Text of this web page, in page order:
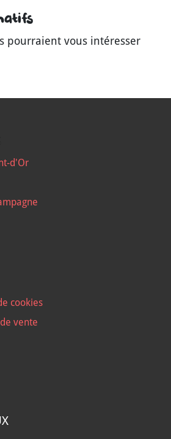
pourraient vous intéresser
d'Or
cookies
vente